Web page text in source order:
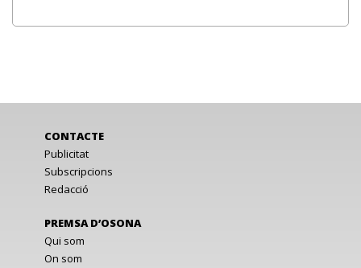
CONTACTE
Publicitat
Subscripcions
Redacció
PREMSA D’OSONA
Qui som
On som